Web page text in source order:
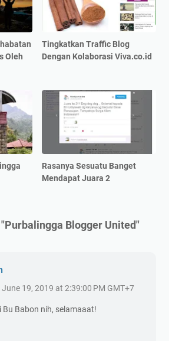
Oleh
Tingkatkan Traffic Blog
Dengan Kolaborasi Viva.co.id
Rasanya Sesuatu Banget
Mendapat Juara 2
Blogger United"
June 19, 2019 at 2:39:00 PM GMT+7
Bu Babon nih, selamaaat!